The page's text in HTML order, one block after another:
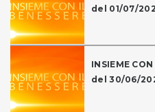
del 01/07/
INSIEME
del 30/06/